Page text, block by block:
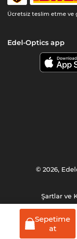
Sepetime
at
Ücretsiz teslim etme ve
Edel-Optics app
Şartlar ve
© 2026,